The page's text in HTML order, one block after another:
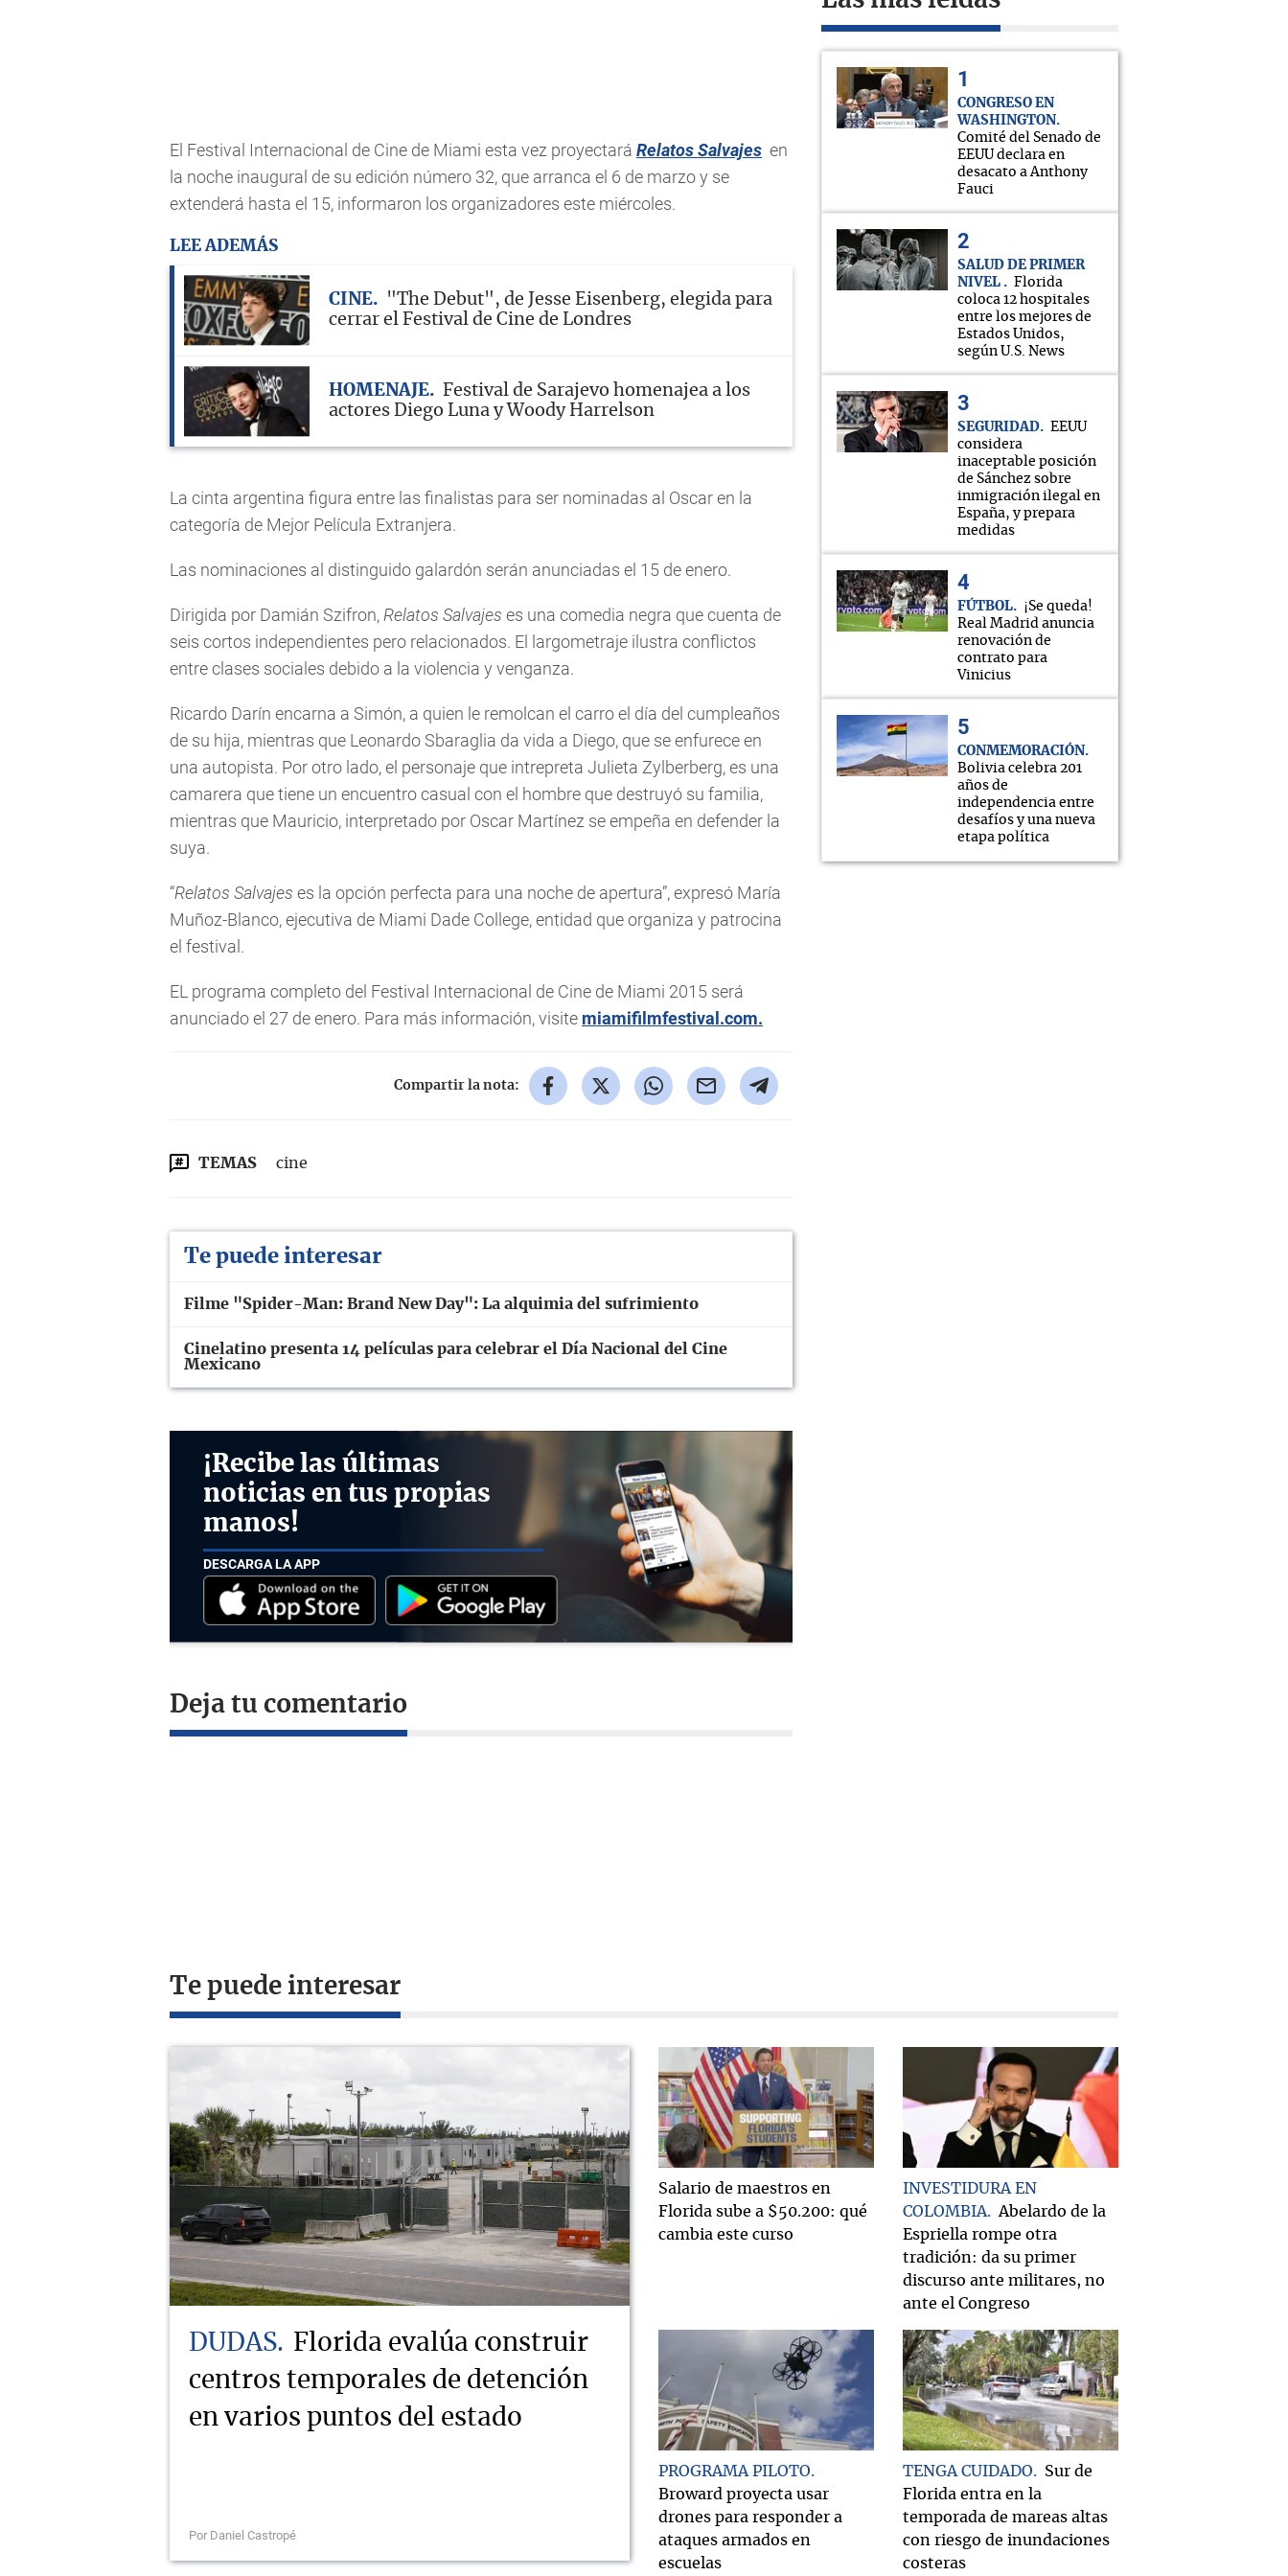
El Festival Internacional de Cine de Miami esta vez proyectará Relatos Salvajes en
la noche inaugural de su edición número 32, que arranca el 6 de marzo y se
extenderá hasta el 15, informaron los organizadores este miércoles.
LEE ADEMÁS
CINE
"The Debut", de Jesse Eisenberg, elegida para
cerrar el Festival de Cine de Londres
HOMENAJE
Festival de Sarajevo homenajea a los
actores Diego Luna y Woody Harrelson
La cinta argentina figura entre las finalistas para ser nominadas al Oscar en la
categoría de Mejor Película Extranjera.
Las nominaciones al distinguido galardón serán anunciadas el 15 de enero.
Dirigida por Damián Szifron,Relatos Salvajes es una comedia negra que cuenta de
seis cortos independientes pero relacionados. El largometraje ilustra conflictos
entre clases sociales debido a la violencia y venganza.
Ricardo Darín encarna a Simón, a quien le remolcan el carro el día del cumpleaños
de su hija, mientras que Leonardo Sbaraglia da vida a Diego, que se enfurece en
una autopista. Por otro lado, el personaje que intrepreta Julieta Zylberberg, es una
camarera que tiene un encuentro casual con el hombre que destruyó su familia,
mientras que Mauricio, interpretado por Oscar Martínez se empeña en defender la
suya.
“Relatos Salvajes es la opción perfecta para una noche de apertura”, expresó María
Muñoz-Blanco, ejecutiva de Miami Dade College, entidad que organiza y patrocina
el festival.
EL programa completo del Festival Internacional de Cine de Miami 2015 será
anunciado el 27 de enero. Para más información, visite miamifilmfestival.com.
Compartir la nota:
TEMAS cine
Te puede interesar
Filme "Spider-Man: Brand New Day": La alquimia del sufrimiento
Cinelatino presenta 14 películas para celebrar el Día Nacional del Cine
Mexicano
¡Recibe las últimas
noticias en tus propias
manos!
DESCARGA LA APP
Deja tu comentario
CONGRESO EN
WASHINGTON
Comité del Senado de
EEUU declara en
desacato a Anthony
Fauci
SALUD DE PRIMER
NIVEL
Florida
coloca 12 hospitales
entre los mejores de
Estados Unidos,
según U.S. News
SEGURIDAD
EEUU
considera
inaceptable posición
de Sánchez sobre
inmigración ilegal en
España, y prepara
medidas
FÚTBOL
¡Se queda!
Real Madrid anuncia
renovación de
contrato para
Vinicius
CONMEMORACIÓN
Bolivia celebra 201
años de
independencia entre
desafíos y una nueva
etapa política
Te puede interesar
DUDAS
Florida evalúa construir
centros temporales de detención
en varios puntos del estado
Por Daniel Castropé
Salario de maestros en
Florida sube a $50.200: qué
cambia este curso
INVESTIDURA EN
COLOMBIA
Abelardo de la
Espriella rompe otra
tradición: da su primer
discurso ante militares, no
ante el Congreso
PROGRAMA PILOTO
Broward proyecta usar
drones para responder a
ataques armados en
escuelas
TENGA CUIDADO
Sur de
Florida entra en la
temporada de mareas altas
con riesgo de inundaciones
costeras